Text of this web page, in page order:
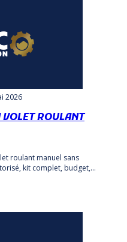
2026
ROULANT
roulant manuel sans
kit complet, budget,